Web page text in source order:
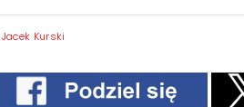
Jacek Kurski